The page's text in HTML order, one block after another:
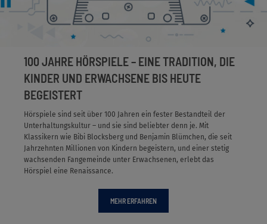
100 JAHRE HÖRSPIELE – EINE TRADITION, DIE
KINDER UND ERWACHSENE BIS HEUTE
BEGEISTERT
Hörspiele sind seit über 100 Jahren ein fester Bestandteil der
Unterhaltungskultur – und sie sind beliebter denn je. Mit
Klassikern wie Bibi Blocksberg und Benjamin Blümchen, die seit
Jahrzehnten Millionen von Kindern begeistern, und einer stetig
wachsenden Fangemeinde unter Erwachsenen, erlebt das
Hörspiel eine Renaissance.
MEHR ERFAHREN